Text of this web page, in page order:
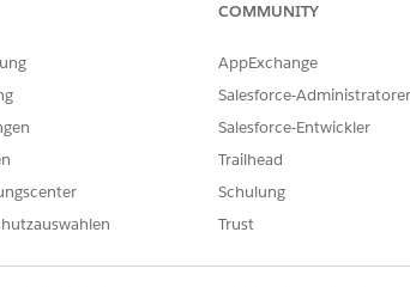
ARTIKELS LÖSEN?
können.
COMMUNITY
AppExchange
Salesforce-
Salesforce-Entwickler
Trailhead
Schulung
Trust